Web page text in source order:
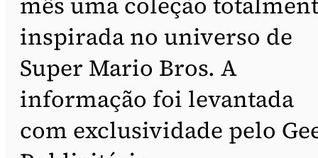
inspirada no universo de
Super Mario Bros. A
informação foi levantada
com exclusividade pelo